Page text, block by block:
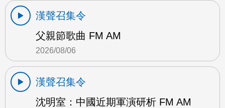
漢聲召集令
父親節歌曲 FM AM
2026/08/06
漢聲召集令
沈明室：中國近期軍演研析 FM AM